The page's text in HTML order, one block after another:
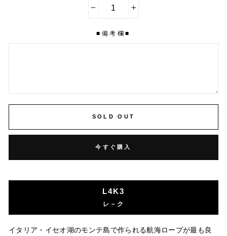
■備考欄■
SOLD OUT
今すぐ購入
L4K3
レ－ク
イタリア・イセオ湖のモンテ島で作られる航海ロープが最も良